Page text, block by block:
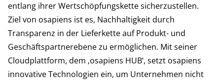
entlang ihrer Wertschöpfungskette sicherzustellen.
Ziel von osapiens ist es, Nachhaltigkeit durch
Transparenz in der Lieferkette auf Produkt- und
Geschäftspartnerebene zu ermöglichen. Mit seiner
Cloudplattform, dem ‚osapiens HUB‘, setzt osapiens
innovative Technologien ein, um Unternehmen nicht